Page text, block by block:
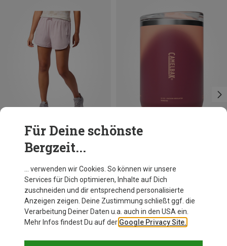
Du sparst 29%
Für Deine schönste
Bergzeit...
… verwenden wir Cookies. So können wir unsere
Services für Dich optimieren, Inhalte auf Dich
zuschneiden und dir entsprechend personalisierte
Anzeigen zeigen. Deine Zustimmung schließt ggf. die
Verarbeitung Deiner Daten u.a. auch in den USA ein.
Mehr Infos findest Du auf der Google Privacy Site.